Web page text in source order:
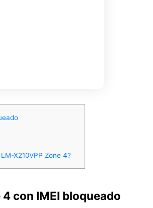
X210VPP Zone 4?
4 con IMEI bloqueado